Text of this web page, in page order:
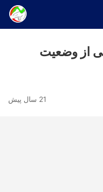
از وضعیت
21 سال پیش